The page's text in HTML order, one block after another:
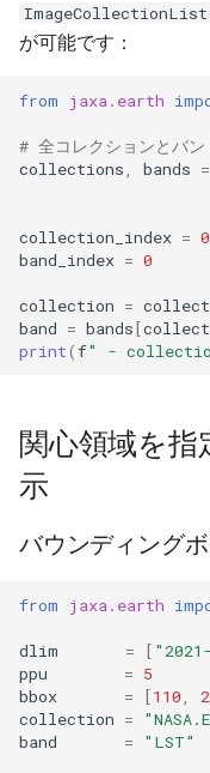
が可能です：
from jaxa.earth
# 全コレクションとバン
collections, bands =
collection_index = 0
band_index = 0
collection =
band = bands[
print(f" -
関心領域を指
示
バウンディング
from jaxa.earth
dlim = [
ppu
= 5
bbox
= [110,
collection =
band
= "LST"